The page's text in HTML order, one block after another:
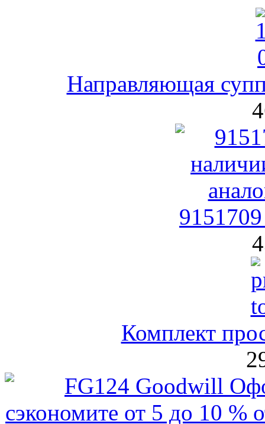
Направляющая
Комплект